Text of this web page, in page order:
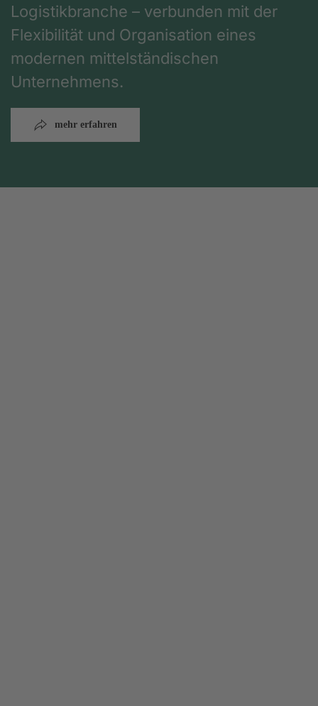
Logistikbranche – verbunden mit der
Flexibilität und Organisation eines
modernen mittelständischen
Unternehmens.
mehr erfahren